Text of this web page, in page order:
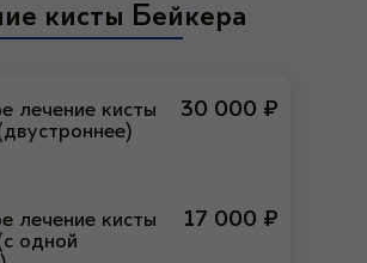
кисты Бейкера
лечение кисты
лечение кисты
одной
30 000 ₽
17 000 ₽